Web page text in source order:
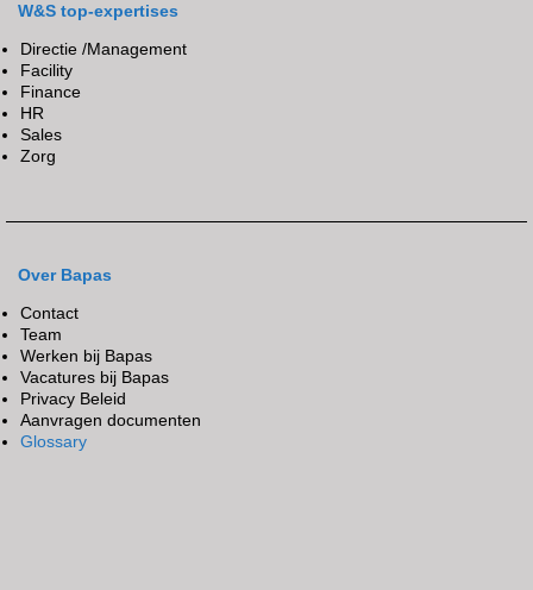
W&S top-expertises
Directie /Management
Facility
Finance
HR
Sales
Zorg
Over Bapas
Contact
Team
Werken bij Bapas
Vacatures bij Bapas
Privacy Beleid
Aanvragen documenten
Glossary